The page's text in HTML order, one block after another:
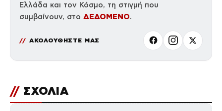
Ελλάδα και τον Κόσμο, τη στιγμή που
συμβαίνουν, στο ΔΕΔΟΜΕΝΟ.
ΑΚΟΛΟΥΘΗΣΤΕ ΜΑΣ
// ΣΧΟΛΙΑ